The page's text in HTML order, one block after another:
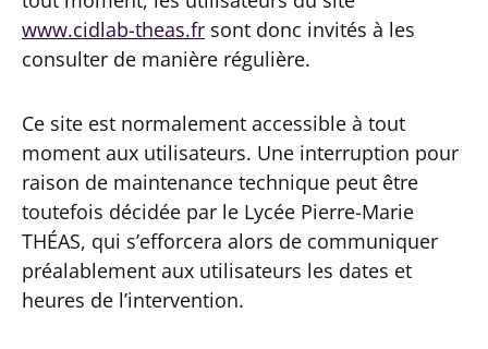
www.cidlab-theas.fr sont donc invités à les
consulter de manière régulière.
Ce site est normalement accessible à tout
moment aux utilisateurs. Une interruption pour
raison de maintenance technique peut être
toutefois décidée par le Lycée Pierre-Marie
THÉAS, qui s’efforcera alors de communiquer
préalablement aux utilisateurs les dates et
heures de l’intervention.